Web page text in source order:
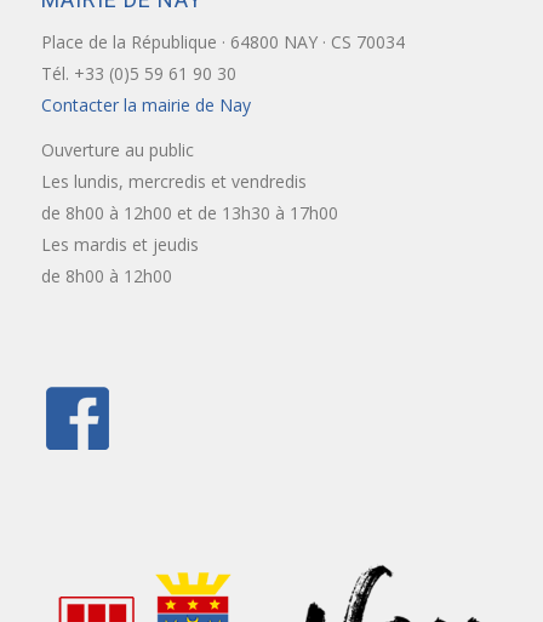
Place de la République · 64800 NAY · CS 70034
Tél. +33 (0)5 59 61 90 30
Contacter la mairie de Nay
Ouverture au public
Les lundis, mercredis et vendredis
de 8h00 à 12h00 et de 13h30 à 17h00
Les mardis et jeudis
de 8h00 à 12h00